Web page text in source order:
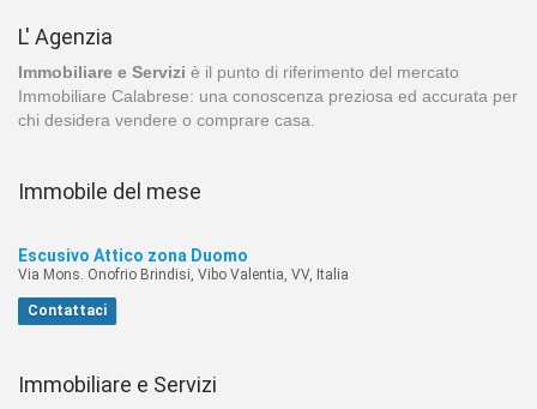
L' Agenzia
Immobiliare e Servizi è il punto di riferimento del mercato
Immobiliare Calabrese: una conoscenza preziosa ed accurata per
chi desidera vendere o comprare casa.
Immobile del mese
Escusivo Attico zona Duomo
Via Mons. Onofrio Brindisi, Vibo Valentia, VV, Italia
Contattaci
Immobiliare e Servizi